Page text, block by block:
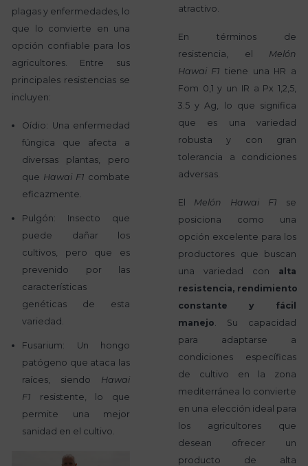
plagas y enfermedades, lo
que lo convierte en una
opción confiable para los
agricultores. Entre sus
principales resistencias se
incluyen:
Oídio: Una enfermedad
fúngica que afecta a
diversas plantas, pero
que Hawai F1 combate
eficazmente.
Pulgón: Insecto que
puede dañar los
cultivos, pero que es
prevenido por las
características
genéticas de esta
variedad.
Fusarium: Un hongo
patógeno que ataca las
raíces, siendo Hawai
F1 resistente, lo que
permite una mejor
sanidad en el cultivo.
atractivo.
En términos de
resistencia, el Melón
Hawai F1 tiene una HR a
Fom 0,1 y un IR a Px 1,2,5,
3.5 y Ag, lo que significa
que es una variedad
robusta y con gran
tolerancia a condiciones
adversas.
El Melón Hawai F1 se
posiciona como una
opción excelente para los
productores que buscan
una variedad con alta
resistencia, rendimiento
constante y fácil
manejo . Su capacidad
para adaptarse a
condiciones específicas
de cultivo en la zona
mediterránea lo convierte
en una elección ideal para
los agricultores que
desean ofrecer un
producto de alta